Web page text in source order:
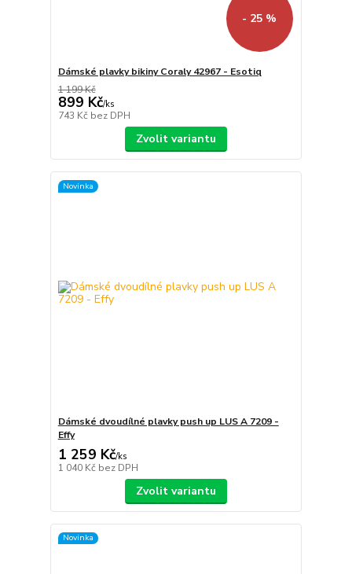
- 25 %
Dámské plavky bikiny Coraly 42967 - Esotiq
1 199 Kč
899 Kč/ks
743 Kč bez DPH
Zvolit variantu
Novinka
Dámské dvoudílné plavky push up LUS A 7209 -
Effy
1 259 Kč/ks
1 040 Kč bez DPH
Zvolit variantu
Novinka